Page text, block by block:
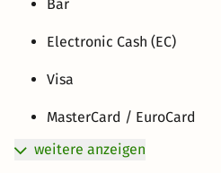
Bar
Electronic Cash (EC)
Visa
MasterCard / EuroCard
weitere anzeigen